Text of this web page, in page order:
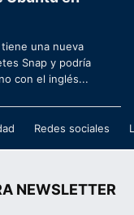
una nueva
Snap y podría
con el inglés...
Redes sociales
NEWSLETTER